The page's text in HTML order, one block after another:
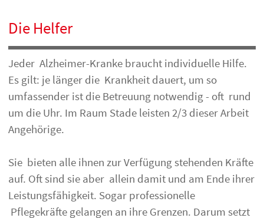
Die Helfer
Jeder Alzheimer-Kranke braucht individuelle Hilfe.
Es gilt: je länger die Krankheit dauert, um so
umfassender ist die Betreuung notwendig - oft rund
um die Uhr. Im Raum Stade leisten 2/3 dieser Arbeit
Angehörige.
Sie bieten alle ihnen zur Verfügung stehenden Kräfte
auf. Oft sind sie aber allein damit und am Ende ihrer
Leistungsfähigkeit. Sogar professionelle
Pflegekräfte gelangen an ihre Grenzen. Darum setzt